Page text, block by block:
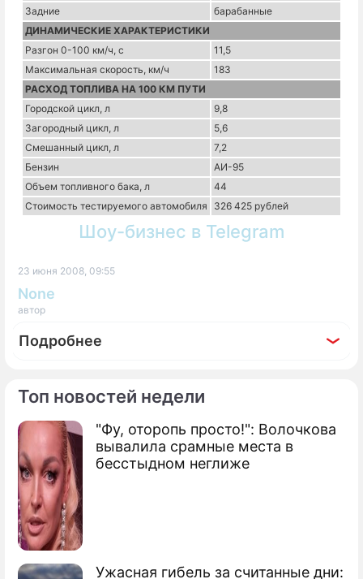
Топ новостей недели
"Фу, оторопь просто!": Волочкова
вывалила срамные места в
бесстыдном неглиже
Ужасная гибель за считанные дни:
Задние
барабанные
ДИНАМИЧЕСКИЕ ХАРАКТЕРИСТИКИ
Разгон 0-100 км/ч, с
11,5
Максимальная скорость, км/ч
183
РАСХОД ТОПЛИВА НА 100 КМ ПУТИ
Городской цикл, л
9,8
Загородный цикл, л
5,6
Смешанный цикл, л
7,2
Бензин
АИ-95
Объем топливного бака, л
44
Стоимость тестируемого автомобиля
326 425 рублей
Шоу-бизнес в Telegram
23 июня 2008, 09:55
None
автор
Подробнее
По теме
На Lada Kalina по степям Казахстана
Казахские автоинспекторы любят
россиян
Стала известна новая модель "Лады"